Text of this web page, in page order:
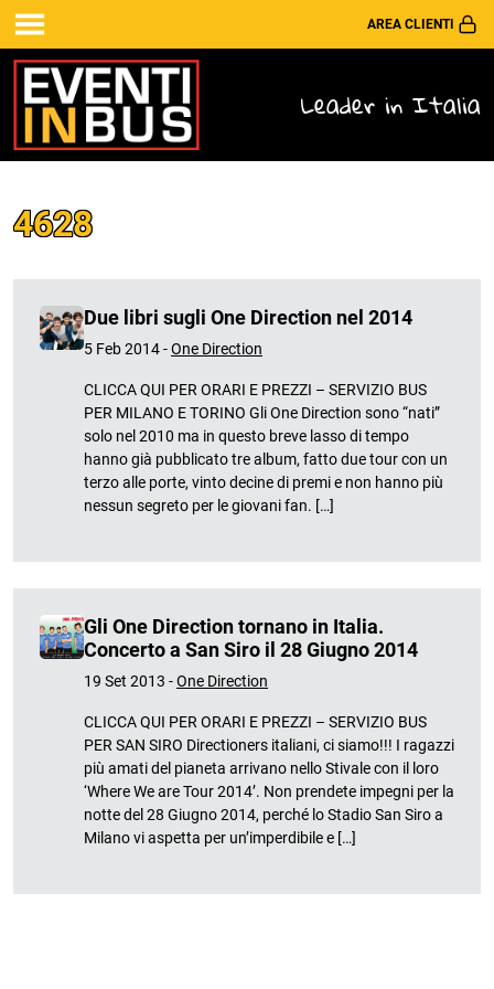
AREA CLIENTI
Leader in Italia
4628
Due libri sugli One Direction nel 2014
5 Feb 2014 -One Direction
CLICCA QUI PER ORARI E PREZZI – SERVIZIO BUS
PER MILANO E TORINO Gli One Direction sono “nati”
solo nel 2010 ma in questo breve lasso di tempo
hanno già pubblicato tre album, fatto due tour con un
terzo alle porte, vinto decine di premi e non hanno più
nessun segreto per le giovani fan. […]
Gli One Direction tornano in Italia.
Concerto a San Siro il 28 Giugno 2014
19 Set 2013 -One Direction
CLICCA QUI PER ORARI E PREZZI – SERVIZIO BUS
PER SAN SIRO Directioners italiani, ci siamo!!! I ragazzi
più amati del pianeta arrivano nello Stivale con il loro
‘Where We are Tour 2014’. Non prendete impegni per la
notte del 28 Giugno 2014, perché lo Stadio San Siro a
Milano vi aspetta per un’imperdibile e […]